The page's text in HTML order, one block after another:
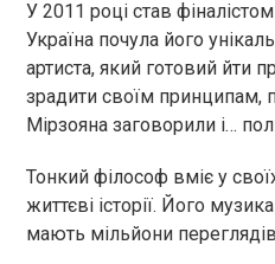
У 2011 році став
Україна почула його
артиста, який готовий йти
зрадити своїм принципам,
Мірзояна заговорили і…
Тонкий філософ вміє у
життєві історії. Його
мають мільйони